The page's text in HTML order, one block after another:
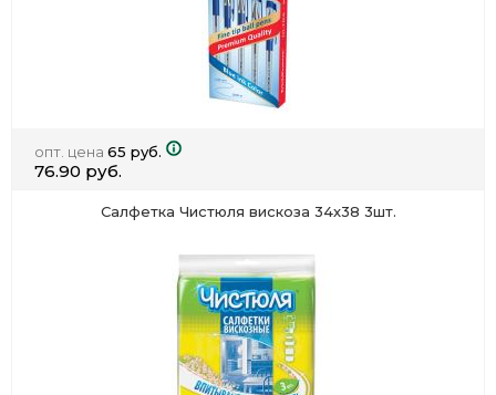
опт. цена 65 руб.
76.90 руб.
Салфетка Чистюля вискоза 34х38 3шт.